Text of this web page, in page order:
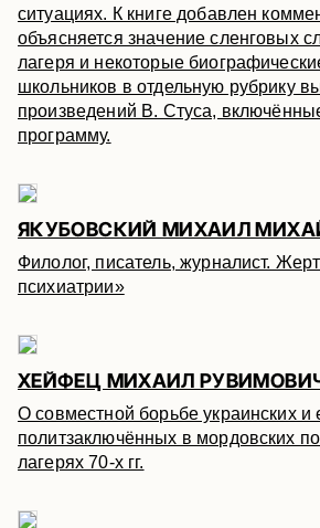
ситуациях. К книге добавлен
объясняется значение сленговых
лагеря и некоторые
школьников в отдельную рубрику
произведений В. Стуса,
программу.
ЯКУБОВСКИЙ МИХАИЛ
Филолог, писатель, журналист.
психиатрии»
ХЕЙФЕЦ МИХАИЛ
О совместной борьбе украинских и
политзаключённых в мордовских
лагерях 70-х гг.